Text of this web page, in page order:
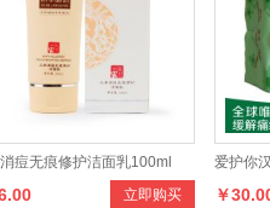
痘无痕修护洁面乳100ml
立即购买
爱护你
湾进口
￥